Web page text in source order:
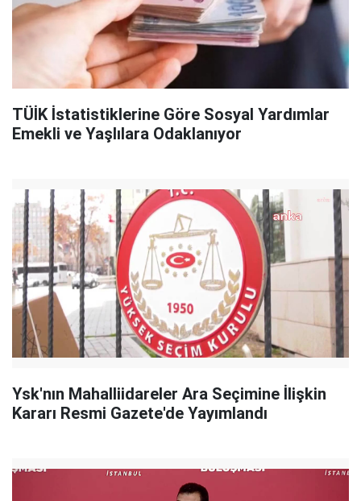
TÜİK İstatistiklerine Göre Sosyal Yardımlar
Emekli ve Yaşlılara Odaklanıyor
Ysk'nın Mahalliidareler Ara Seçimine İlişkin
Kararı Resmi Gazete'de Yayımlandı